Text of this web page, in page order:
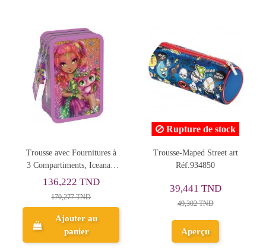
Trousse-Maped Street art
Réf.934850
39,441 TND
Aperçu
Rupture de stock
Trousse avec 2
Compartiments, Love -
20,658 TND
29,512 TND
Aperçu